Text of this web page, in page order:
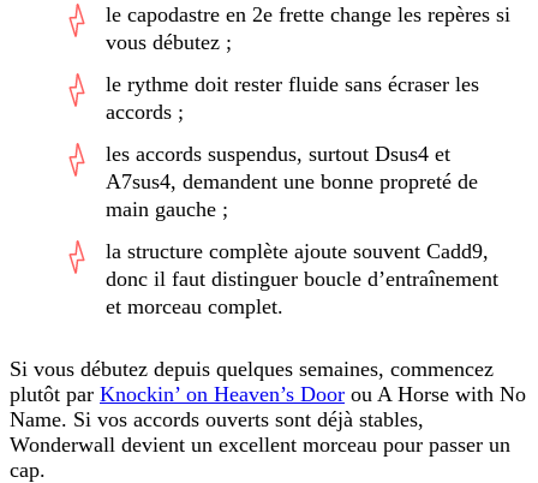
le capodastre en 2e frette change les repères si
vous débutez ;
le rythme doit rester fluide sans écraser les
accords ;
les accords suspendus, surtout Dsus4 et
A7sus4, demandent une bonne propreté de
main gauche ;
la structure complète ajoute souvent Cadd9,
donc il faut distinguer boucle d’entraînement
et morceau complet.
Si vous débutez depuis quelques semaines, commencez
plutôt par Knockin’ on Heaven’s Door ou A Horse with No
Name. Si vos accords ouverts sont déjà stables,
Wonderwall devient un excellent morceau pour passer un
cap.